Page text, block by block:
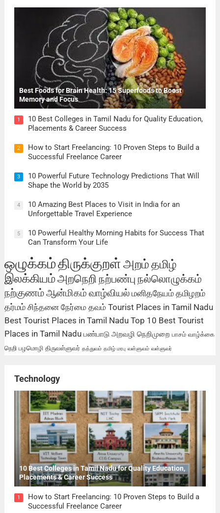
Best Foods for Brain Health: 15 Superfoods to Boost
Memory and Focus
1
10 Best Colleges in Tamil Nadu for Quality Education,
Placements & Career Success
2
How to Start Freelancing: 10 Proven Steps to Build a
Successful Freelance Career
3
10 Powerful Future Technology Predictions That Will
Shape the World by 2035
4
10 Amazing Best Places to Visit in India for an
Unforgettable Travel Experience
5
10 Powerful Healthy Morning Habits for Success That
Can Transform Your Life
ஒழுக்கம்திருக்குறள்அறம்தமிழ்
இலக்கியம்அறநெறி நற்பண்பு நல்லொழுக்கம்
நற்குணம்ஆன்மிகம் வாழ்வியல்மனிதநேயம்தமிழறம்
தர்மம் சிந்தனை நேர்மை தவம் Tourist Places in Tamil Nadu
Best Tourist Places in Tamil Nadu Top 10 Best Tourist
Places in Tamil Nadu பண்பாடு அறவழி நெறிமுறை பாசம் வாழ்க்கை
நெறி பழமொழி திருவள்ளுவர் தத்துவம் தமிழ் மரபு வள்ளுவம் வள்ளுவர்
Technology
10 Best Colleges in Tamil Nadu for Quality Education,
Placements & Career Success
1
How to Start Freelancing: 10 Proven Steps to Build a
Successful Freelance Career